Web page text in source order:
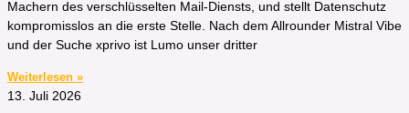
Machern des verschlüsselten Mail-Diensts, und stellt Datenschutz
kompromisslos an die erste Stelle. Nach dem Allrounder Mistral Vibe
und der Suche xprivo ist Lumo unser dritter
Weiterlesen »
13. Juli 2026